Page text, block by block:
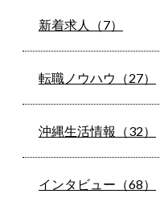
新着求人（7）
転職ノウハウ（27）
沖縄生活情報（32）
インタビュー（68）